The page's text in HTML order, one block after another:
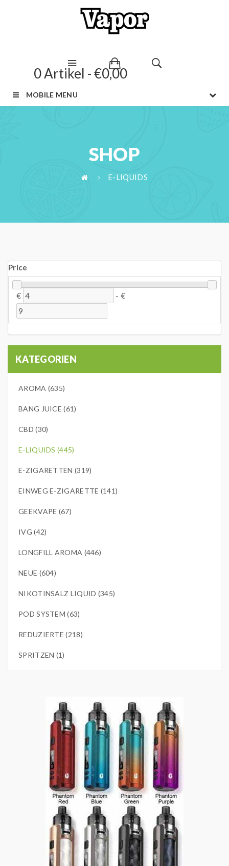
0 Artikel - €0,00
MOBILE MENU
SHOP
E-LIQUIDS
Price
€ - €
KATEGORIEN
AROMA (635)
BANG JUICE (61)
CBD (30)
E-LIQUIDS (445)
E-ZIGARETTEN (319)
EINWEG E-ZIGARETTE (141)
GEEKVAPE (67)
IVG (42)
LONGFILL AROMA (446)
NEUE (604)
NIKOTINSALZ LIQUID (345)
POD SYSTEM (63)
REDUZIERTE (218)
SPRITZEN (1)